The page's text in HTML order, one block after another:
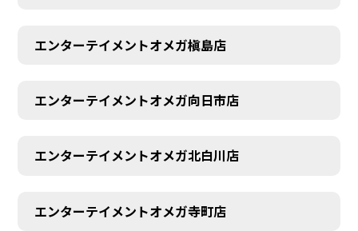
エンターテイメントオメガ槇島店
エンターテイメントオメガ向日市店
エンターテイメントオメガ北白川店
エンターテイメントオメガ寺町店